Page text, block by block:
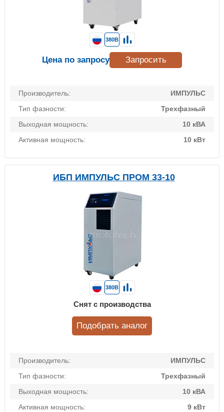
Производитель:
ИМПУЛЬС
Тип фазности:
Трехфазный
Выходная мощность:
10 кВА
Активная мощность:
10 кВт
380В
Цена по запросу Запросить
ИБП ИМПУЛЬС ПРОМ 33-10
Производитель:
ИМПУЛЬС
Тип фазности:
Трехфазный
Выходная мощность:
10 кВА
Активная мощность:
9 кВт
380В
Снят с производства
Подобрать аналог